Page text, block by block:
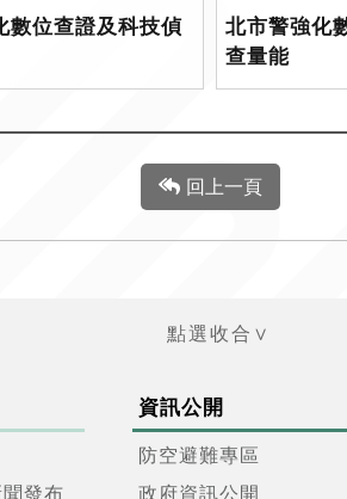
數位查證及科技偵
北市警強化
查量能
回上一頁
發布
資訊公開
防空避難專區
政府資訊公開